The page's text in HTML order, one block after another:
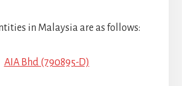
in Malaysia are as follows:
AIA Bhd (790895-D)